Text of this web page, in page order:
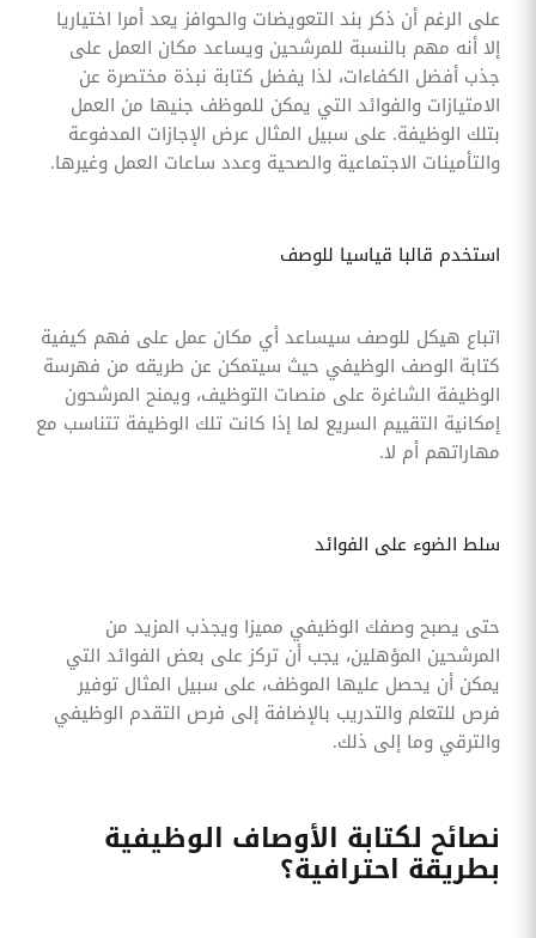
على الرغم أن ذكر بند التعويضات والحوافز يعد أمرا اختياريا
إلا أنه مهم بالنسبة للمرشحين ويساعد مكان العمل على
جذب أفضل الكفاءات، لذا يفضل كتابة نبذة مختصرة عن
الامتيازات والفوائد التي يمكن للموظف جنيها من العمل
بتلك الوظيفة. على سبيل المثال عرض الإجازات المدفوعة
والتأمينات الاجتماعية والصحية وعدد ساعات العمل وغيرها.
استخدم قالبا قياسيا للوصف
اتباع هيكل للوصف سيساعد أي مكان عمل على فهم كيفية
كتابة الوصف الوظيفي حيث سيتمكن عن طريقه من فهرسة
الوظيفة الشاغرة على منصات التوظيف، ويمنح المرشحون
إمكانية التقييم السريع لما إذا كانت تلك الوظيفة تتناسب مع
مهاراتهم أم لا.
سلط الضوء على الفوائد
حتى يصبح وصفك الوظيفي مميزا ويجذب المزيد من
المرشحين المؤهلين، يجب أن تركز على بعض الفوائد التي
يمكن أن يحصل عليها الموظف، على سبيل المثال توفير
فرص للتعلم والتدريب بالإضافة إلى فرص التقدم الوظيفي
والترقي وما إلى ذلك.
نصائح لكتابة الأوصاف الوظيفية
بطريقة احترافية؟